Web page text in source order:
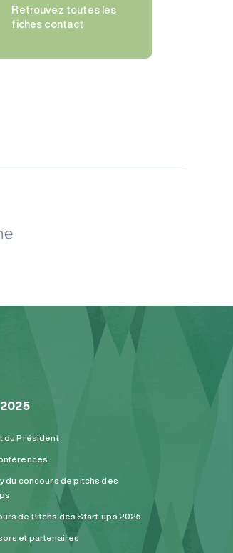
Retrouvez toutes les
fiches contact
du Président
du concours de pitchs des
de Pitchs des Start-ups 2025
et partenaires